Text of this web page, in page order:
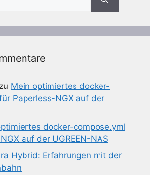
zu Mein optimiertes docker-
Paperless-NGX auf der
docker-compose.yml
auf der UGREEN-NAS
Hybrid: Erfahrungen mit der